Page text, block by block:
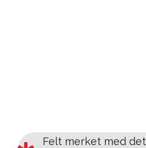
Felt merket med